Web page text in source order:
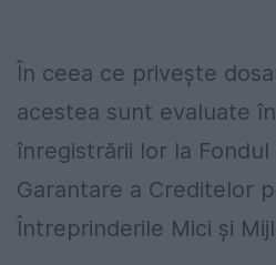
În ceea ce privește
acestea sunt evaluate
înregistrării lor la Fondul
Garantare a Creditelor
Întreprinderile Mici și